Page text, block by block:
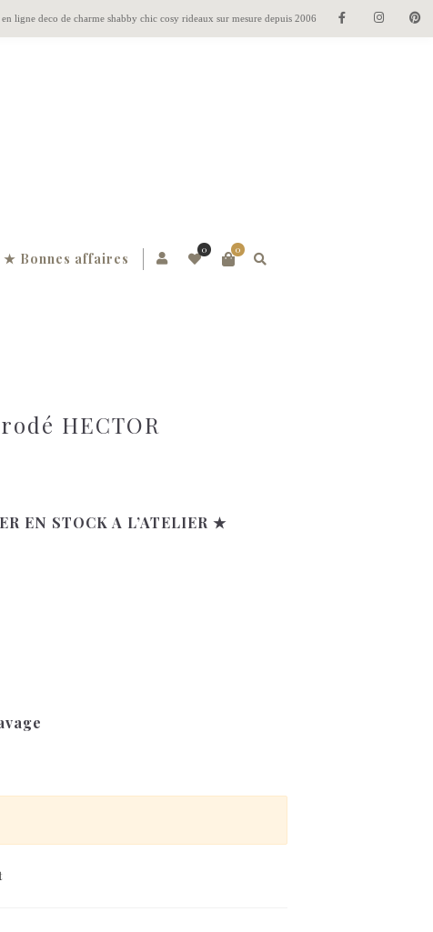
ligne deco de charme shabby chic cosy rideaux sur mesure depuis 2006
0
0
★ Bonnes affaires
HECTOR
EN STOCK A L’ATELIER ★